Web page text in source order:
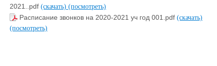
2021..pdf (скачать) (посмотреть)
Расписание звонков на 2020-2021 уч год 001.pdf (скачать)
(посмотреть)